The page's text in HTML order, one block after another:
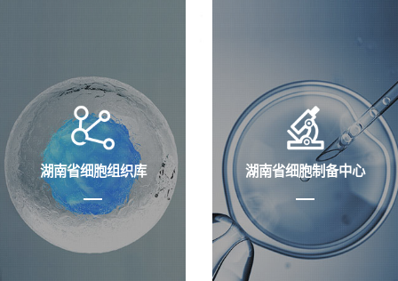
湖南省细胞组织库 湖南省细胞制备中心